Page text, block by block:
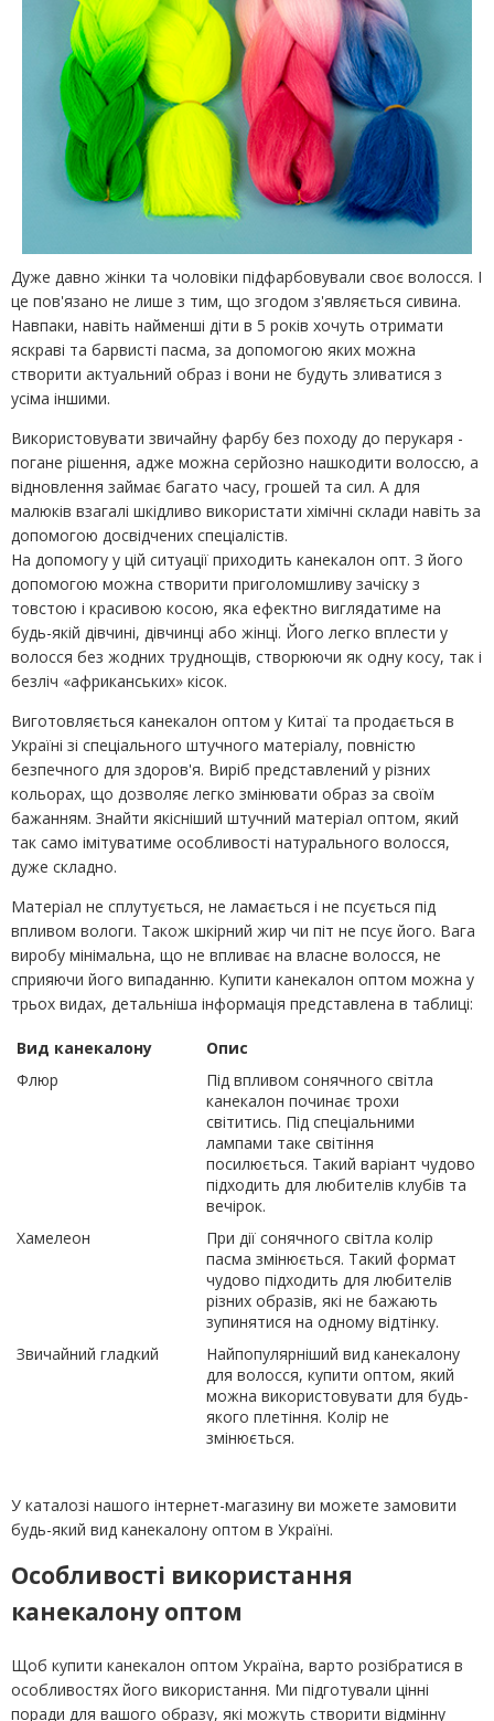
Дуже давно жінки та чоловіки підфарбовували своє волосся. І
це пов'язано не лише з тим, що згодом з'являється сивина.
Навпаки, навіть найменші діти в 5 років хочуть отримати
яскраві та барвисті пасма, за допомогою яких можна
створити актуальний образ і вони не будуть зливатися з
усіма іншими.
Використовувати звичайну фарбу без походу до перукаря -
погане рішення, адже можна серйозно нашкодити волоссю, а
відновлення займає багато часу, грошей та сил. А для
малюків взагалі шкідливо використати хімічні склади навіть за
допомогою досвідчених спеціалістів.
На допомогу у цій ситуації приходить канекалон опт. З його
допомогою можна створити приголомшливу зачіску з
товстою і красивою косою, яка ефектно виглядатиме на
будь-якій дівчині, дівчинці або жінці. Його легко вплести у
волосся без жодних труднощів, створюючи як одну косу, так і
безліч «африканських» кісок.
Виготовляється канекалон оптом у Китаї та продається в
Україні зі спеціального штучного матеріалу, повністю
безпечного для здоров'я. Виріб представлений у різних
кольорах, що дозволяє легко змінювати образ за своїм
бажанням. Знайти якісніший штучний матеріал оптом, який
так само імітуватиме особливості натурального волосся,
дуже складно.
Матеріал не сплутується, не ламається і не псується під
впливом вологи. Також шкірний жир чи піт не псує його. Вага
виробу мінімальна, що не впливає на власне волосся, не
сприяючи його випаданню. Купити канекалон оптом можна у
трьох видах, детальніша інформація представлена в таблиці:
Вид канекалону
Опис
Флюр
Під впливом сонячного світла
канекалон починає трохи
світитись. Під спеціальними
лампами таке світіння
посилюється. Такий варіант чудово
підходить для любителів клубів та
вечірок.
Хамелеон
При дії сонячного світла колір
пасма змінюється. Такий формат
чудово підходить для любителів
різних образів, які не бажають
зупинятися на одному відтінку.
Звичайний гладкий
Найпопулярніший вид канекалону
для волосся, купити оптом, який
можна використовувати для будь-
якого плетіння. Колір не
змінюється.
У каталозі нашого інтернет-магазину ви можете замовити
будь-який вид канекалону оптом в Україні.
Особливості використання
канекалону оптом
Щоб купити канекалон оптом Україна, варто розібратися в
особливостях його використання. Ми підготували цінні
поради для вашого образу, які можуть створити відмінну